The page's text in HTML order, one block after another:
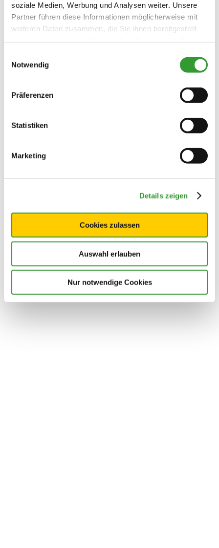
soziale Medien, Werbung und Analysen weiter. Unsere
Partner führen diese Informationen möglicherweise mit
weiteren Daten zusammen, die Sie ihnen bereitgestellt
Notwendig
Präferenzen
Statistiken
Marketing
Details zeigen
Cookies zulassen
Auswahl erlauben
Nur notwendige Cookies